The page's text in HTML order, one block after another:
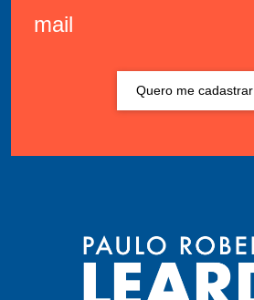
mail
Quero me cadastrar